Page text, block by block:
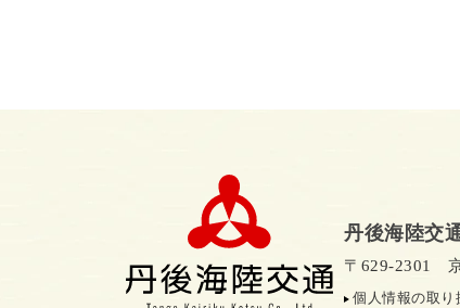
丹後海陸交
〒629-2301
個人情報の取り